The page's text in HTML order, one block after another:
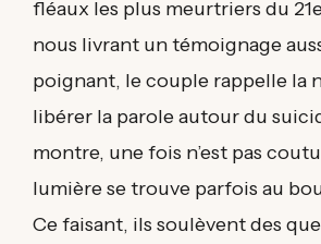
fléaux les plus meurtriers du
nous livrant un témoignage
poignant, le couple rappelle la
libérer la parole autour du
montre, une fois n’est pas
lumière se trouve parfois au
Ce faisant, ils soulèvent des